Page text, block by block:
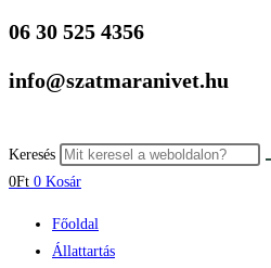
06 30 525 4356
info@szatmaranivet.hu
Keresés
0Ft 0 Kosár
Főoldal
Állattartás